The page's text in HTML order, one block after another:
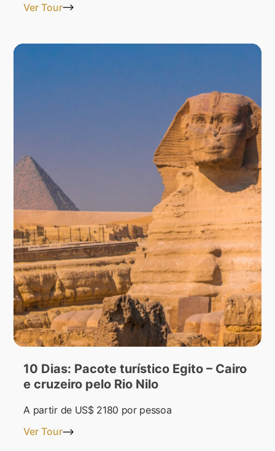
Ver Tour
10 Dias: Pacote turístico Egito – Cairo
e cruzeiro pelo Rio Nilo
A partir de US$ 2180 por pessoa
Ver Tour